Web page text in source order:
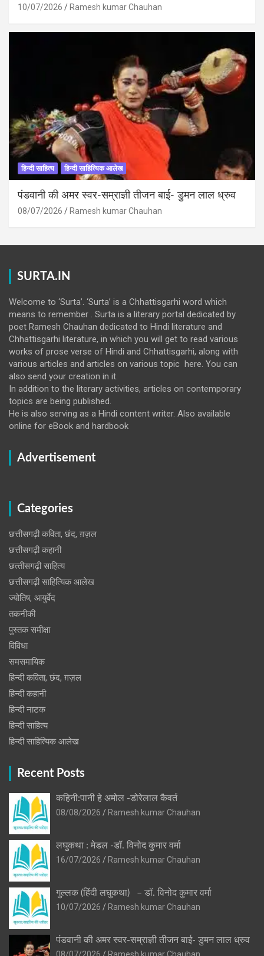
10/07/2026 Ramesh kumar Chauhan
हिन्दी साहित्य हिन्दी साहित्यिक आलेख
पंडवानी की अमर स्वर-सम्राज्ञी तीजन बाई- डुमन लाल ध्रुव
08/07/2026 Ramesh kumar Chauhan
SURTA.IN
Welcome to ‘Surta’. ‘Surta’ is a Chhattisgarhi word which
means to remember . Surta is a literary portal dedicated by
poet Ramesh Chauhan dedicated to Hindi literature and
Chhattisgarhi literature, in which you will get to read various
works of prose verse of Hindi and Chhattisgarhi, along with
various articles and articles on various topic here. You can
also send your creation in it.
In addition to the literary activities, articles on contemporary
topics are being published.
He is also serving as a Hindi content writer. Also available
online for eBook and hardbook
Advertisement
Categories
छत्तीसगढ़ी कविता, छंद, ग़ज़ल
छत्तीसगढ़ी कहानी
छत्‍तीसगढ़ी साहित्‍य
छत्तीसगढ़ी साहित्यिक आलेख
ज्योतिष, आयुर्वेद
तकनीकी
पुस्‍तक समीक्षा
विविधा
समसमायिक
हिन्दी कविता, छंद, ग़ज़ल
हिन्दी कहानी
हिन्‍दी नाटक
हिन्दी साहित्य
हिन्दी साहित्यिक आलेख
Recent Posts
कहिनी:पानी हे अमोल -डोरेलाल कैवर्त
08/08/2026
Ramesh kumar Chauhan
लघुकथा : मेडल -डॉ. विनोद कुमार वर्मा
16/07/2026
Ramesh kumar Chauhan
गुल्लक (हिंदी लघुकथा) – डॉ. विनोद कुमार वर्मा
10/07/2026
Ramesh kumar Chauhan
पंडवानी की अमर स्वर-सम्राज्ञी तीजन बाई- डुमन लाल ध्रुव